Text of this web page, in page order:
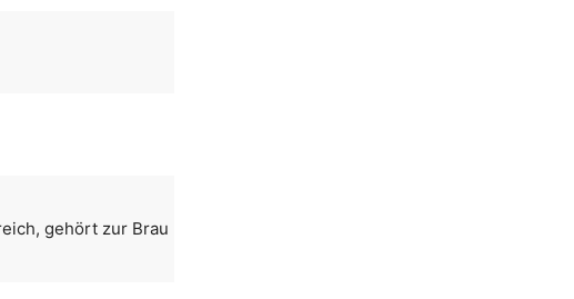
gehört zur Brau